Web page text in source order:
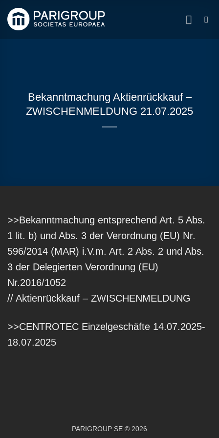
Inhalt
springen
Bekanntmachung Aktienrückkauf –
ZWISCHENMELDUNG 21.07.2025
>>Bekanntmachung entsprechend Art. 5 Abs.
1 lit. b) und Abs. 3 der Verordnung (EU) Nr.
596/2014 (MAR) i.V.m. Art. 2 Abs. 2 und Abs.
3 der Delegierten Verordnung (EU)
Nr.2016/1052
// Aktienrückkauf – ZWISCHENMELDUNG
>>CENTROTEC Einzelgeschäfte 14.07.2025-
18.07.2025
PARIGROUP SE © 2026